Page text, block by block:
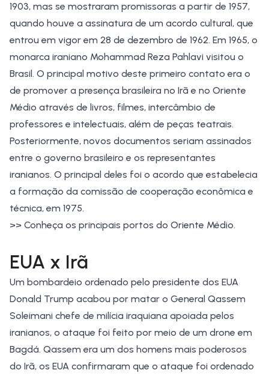
1903, mas se mostraram promissoras a partir de 1957,
quando houve a assinatura de um acordo cultural, que
entrou em vigor em 28 de dezembro de 1962. Em 1965, o
monarca iraniano Mohammad Reza Pahlavi visitou o
Brasil. O principal motivo deste primeiro contato era o
de promover a presença brasileira no Irã e no Oriente
Médio através de livros, filmes, intercâmbio de
professores e intelectuais, além de peças teatrais.
Posteriormente, novos documentos seriam assinados
entre o governo brasileiro e os representantes
iranianos. O principal deles foi o acordo que estabelecia
a formação da comissão de cooperação econômica e
técnica, em 1975.
>> Conheça os principais portos do Oriente Médio.
EUA x Irã
Um bombardeio ordenado pelo presidente dos EUA
Donald Trump acabou por matar o General Qassem
Soleimani chefe de milícia iraquiana apoiada pelos
iranianos, o ataque foi feito por meio de um drone em
Bagdá. Qassem era um dos homens mais poderosos
do Irã, os EUA confirmaram que o ataque foi ordenado